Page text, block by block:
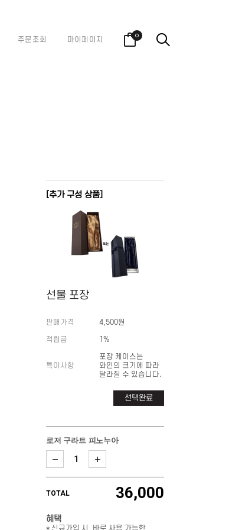
주문조회 마이페이지 0
[추가 구성 상품]
선물 포장
판매가격 4,500원
적립금 1%
특이사항
포장 케이스는
와인의 크기에 따라
달라질 수 있습니다.
선택완료
로저 구라트 피노누아
TOTAL 36,000
혜택
* 신규가입 시, 바로 사용 가능한